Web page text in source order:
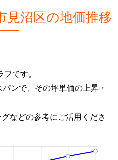
見沼区の地価推移
です。
ンで、その坪単価の上昇・
などの参考にご活用くださ